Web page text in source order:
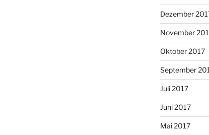
Dezember
November
Oktober 2017
September
Juli 2017
Juni 2017
Mai 2017